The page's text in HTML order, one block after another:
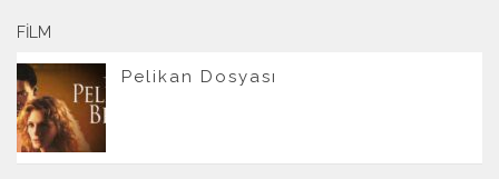
FILM
Pelikan Dosyası